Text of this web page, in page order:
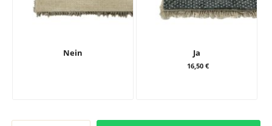
Nein Ja
16,50 €